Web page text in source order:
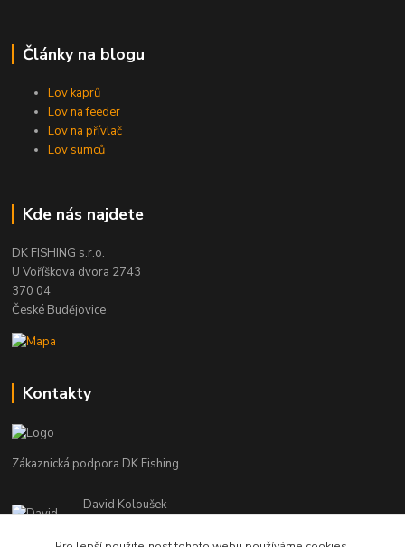
Články na blogu
Lov kaprů
Lov na feeder
Lov na přívlač
Lov sumců
Kde nás najdete
DK FISHING s.r.o.
U Voříškova dvora 2743
370 04
České Budějovice
Kontakty
Zákaznická podpora DK Fishing
David Koloušek
(Po-Pá, 7-18 hod.)